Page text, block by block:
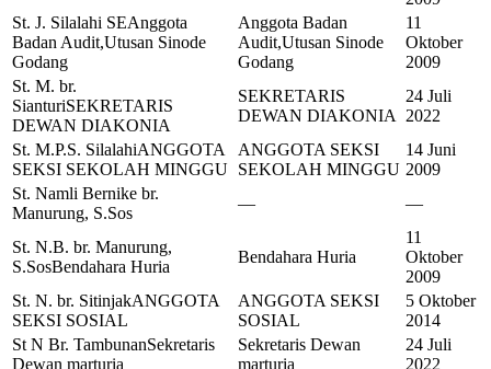
St. J. Silalahi SEAnggota
Badan Audit,Utusan Sinode
Godang
Anggota Badan
Audit,Utusan Sinode
Godang
11
Oktober
2009
St. M. br.
SianturiSEKRETARIS
DEWAN DIAKONIA
SEKRETARIS
DEWAN DIAKONIA
24 Juli
2022
St. M.P.S. SilalahiANGGOTA
SEKSI SEKOLAH MINGGU
ANGGOTA SEKSI
SEKOLAH MINGGU
14 Juni
2009
St. Namli Bernike br.
Manurung, S.Sos
— —
St. N.B. br. Manurung,
S.SosBendahara Huria
Bendahara Huria
11
Oktober
2009
St. N. br. SitinjakANGGOTA
SEKSI SOSIAL
ANGGOTA SEKSI
SOSIAL
5 Oktober
2014
St N Br. TambunanSekretaris
Dewan marturia
Sekretaris Dewan
marturia
24 Juli
2022